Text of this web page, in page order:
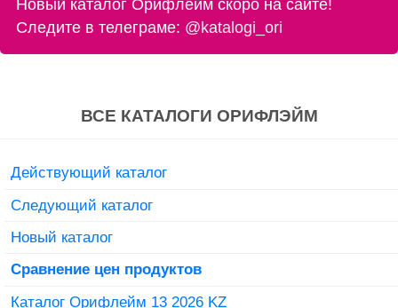
Новый каталог Орифлейм скоро на сайте!
Следите в телеграме: @katalogi_ori
ВСЕ КАТАЛОГИ ОРИФЛЭЙМ
Действующий каталог
Следующий каталог
Новый каталог
Сравнение цен продуктов
Каталог Орифлейм 13 2026 KZ